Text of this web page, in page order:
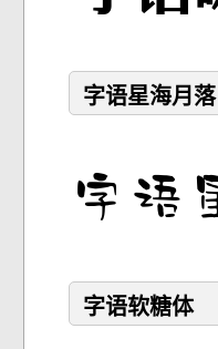
字语星海月落
字语软糖体